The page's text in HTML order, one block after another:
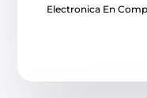
Electronica En